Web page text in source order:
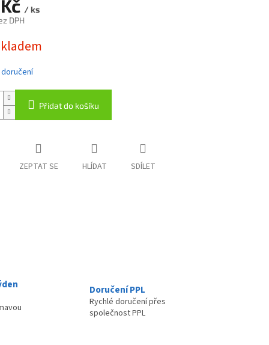
/ ks
DPH
Přidat do košíku
ZEPTAT SE HLÍDAT SDÍLET
Doručení PPL
Rychlé doručení přes
společnost PPL